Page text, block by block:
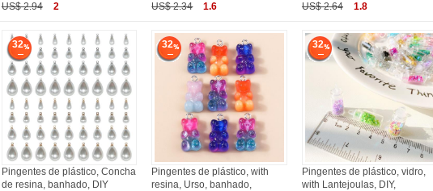
US$ 2.94
2
US$ 2.34
1.6
US$ 2.64
1.8
32
Pingentes de plástico, Concha
de resina, banhado, DIY
32
Pingentes de plástico, with
resina, Urso, banhado,
32
Pingentes de plástico, vidro,
with Lantejoulas, DIY,